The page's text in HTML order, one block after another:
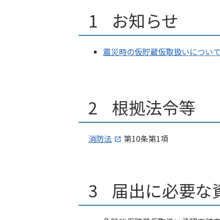
お知らせ
震災時の仮貯蔵仮取扱いについ
根拠法令等
消防法 第10条第1項
届出に必要な